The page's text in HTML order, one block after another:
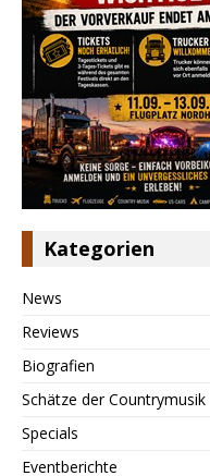
Kategorien
News
Reviews
Biografien
Schätze der Countrymusik
Specials
Eventberichte